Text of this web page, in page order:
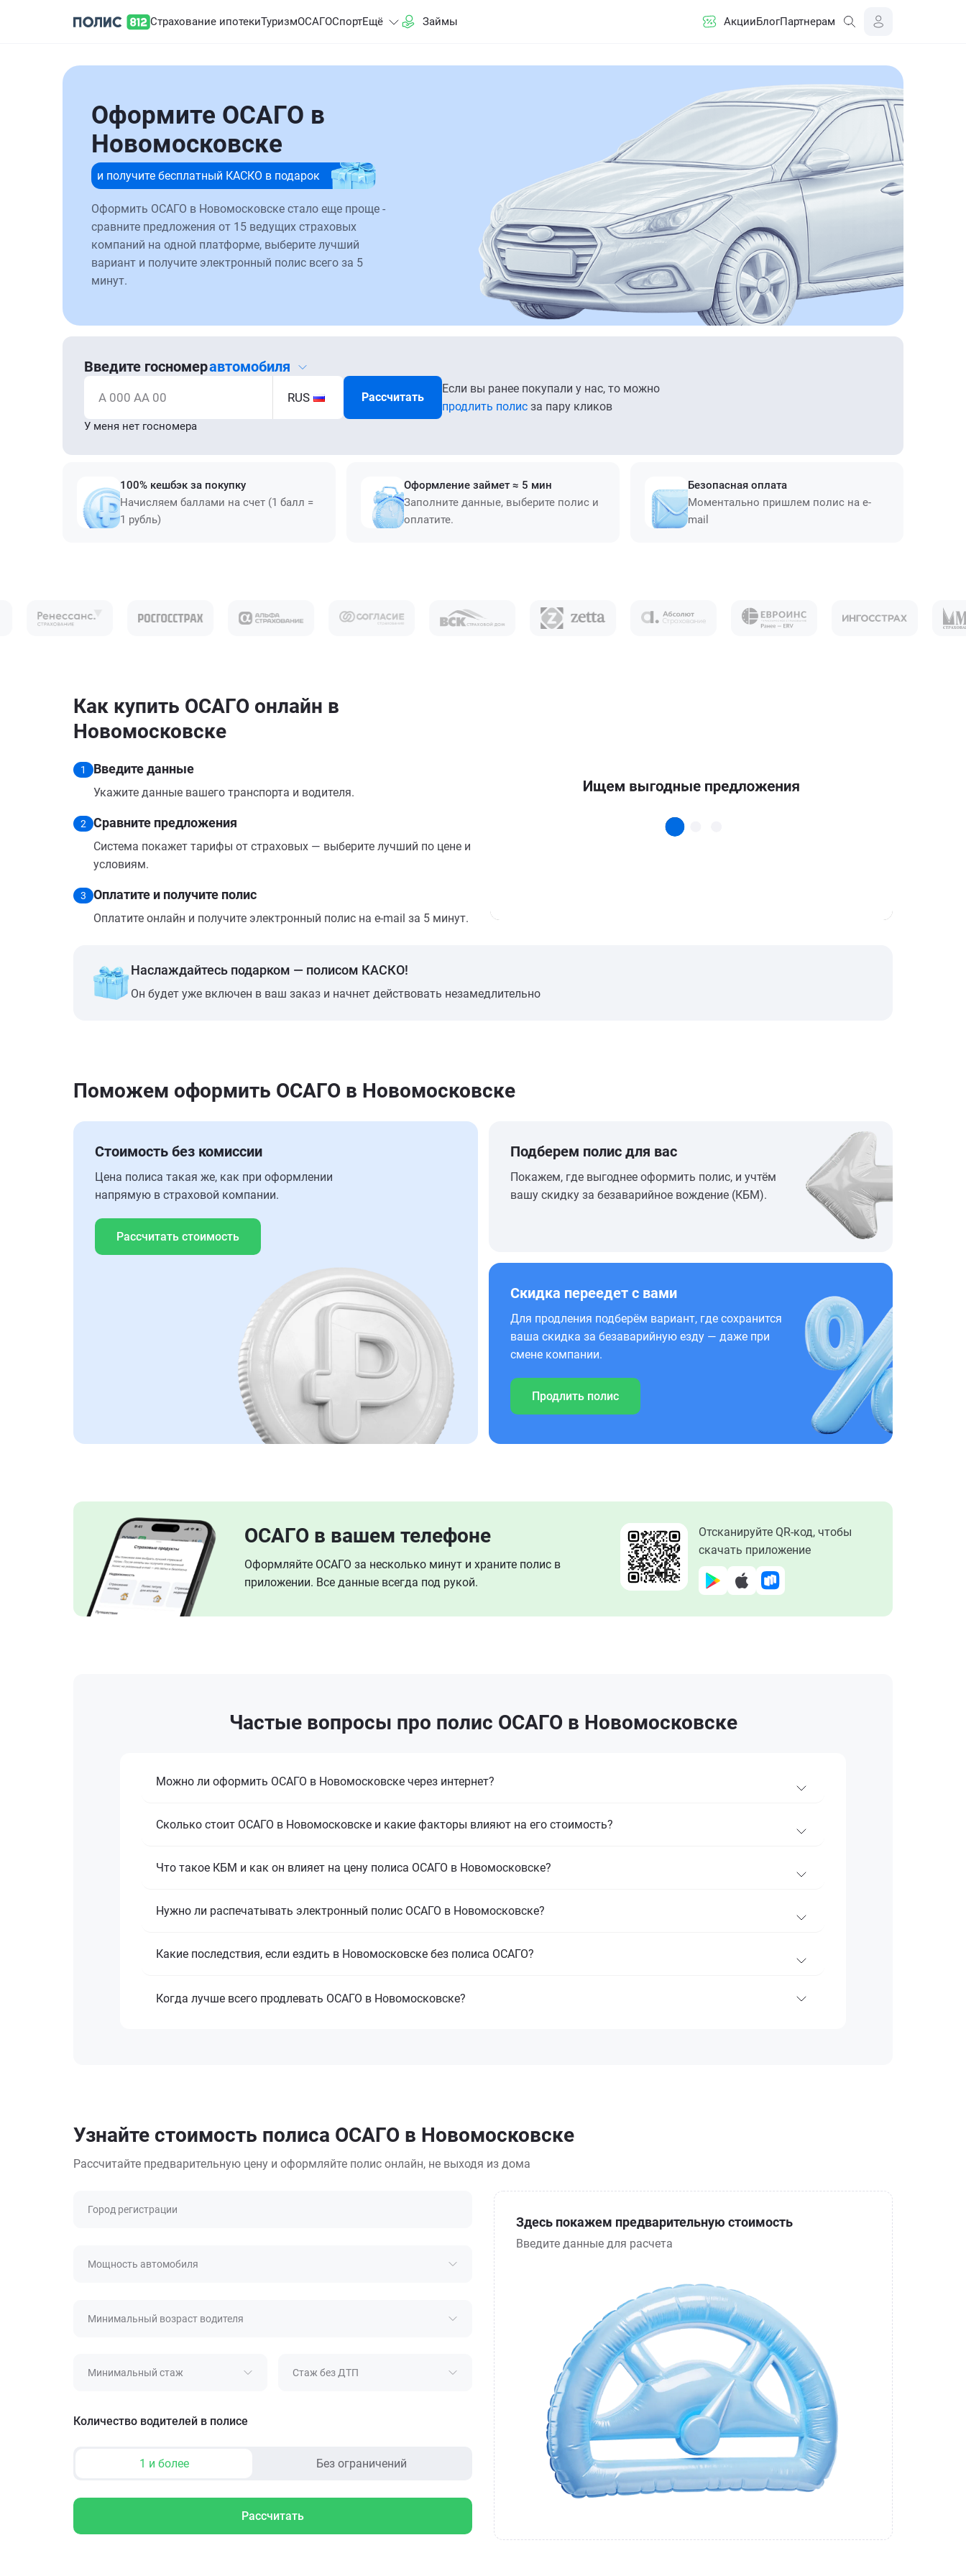
Страхование ипотекиТуризмОСАГОСпортЕщё Займы АкцииБлогПартнерам
Оформите ОСАГО в
Новомосковске
и получите бесплатный КАСКО в подарок
Оформить ОСАГО в Новомосковске стало еще проще -
сравните предложения от 15 ведущих страховых
компаний на одной платформе, выберите лучший
вариант и получите электронный полис всего за 5
минут.
Введите госномеравтомобиля
А 000 АА 00 RUS Рассчитать
Если вы ранее покупали у нас, то можно
продлить полис за пару кликов
У меня нет госномера
100% кешбэк за покупку
Начисляем баллами на счет (1 балл =
1 рубль)
Оформление займет ≈ 5 мин
Заполните данные, выберите полис и
оплатите.
Безопасная оплата
Моментально пришлем полис на e-
mail
Как купить ОСАГО онлайн в
Новомосковске
1 Введите данные
Укажите данные вашего транспорта и водителя.
2 Сравните предложения
Система покажет тарифы от страховых — выберите лучший по цене и
условиям.
3 Оплатите и получите полис
Оплатите онлайн и получите электронный полис на e-mail за 5 минут.
Наслаждайтесь подарком — полисом КАСКО!
Он будет уже включен в ваш заказ и начнет действовать незамедлительно
Поможем оформить ОСАГО в Новомосковске
Стоимость без комиссии
Цена полиса такая же, как при оформлении
напрямую в страховой компании.
Рассчитать стоимость
Подберем полис для вас
Покажем, где выгоднее оформить полис, и учтём
вашу скидку за безаварийное вождение (КБМ).
Скидка переедет с вами
Для продления подберём вариант, где сохранится
ваша скидка за безаварийную езду — даже при
смене компании.
Продлить полис
ОСАГО в вашем телефоне
Оформляйте ОСАГО за несколько минут и храните полис в
приложении. Все данные всегда под рукой.
Отсканируйте QR-код, чтобы
скачать приложение
Частые вопросы про полис ОСАГО в Новомосковске
Можно ли оформить ОСАГО в Новомосковске через интернет?
Сколько стоит ОСАГО в Новомосковске и какие факторы влияют на его стоимость?
Что такое КБМ и как он влияет на цену полиса ОСАГО в Новомосковске?
Нужно ли распечатывать электронный полис ОСАГО в Новомосковске?
Какие последствия, если ездить в Новомосковске без полиса ОСАГО?
Когда лучше всего продлевать ОСАГО в Новомосковске?
Узнайте стоимость полиса ОСАГО в Новомосковске
Рассчитайте предварительную цену и оформляйте полис онлайн, не выходя из дома
Город регистрации
Мощность автомобиля
Минимальный возраст водителя
Минимальный стаж Стаж без ДТП
Количество водителей в полисе
1 и более Без ограничений
Рассчитать
Здесь покажем предварительную стоимость
Введите данные для расчета